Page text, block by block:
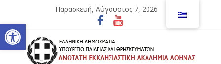
Ανοίξτε τη γραμμή εργαλείων
περιεχόμενο
Παρασκευή, Αύγουστος 7, 2026